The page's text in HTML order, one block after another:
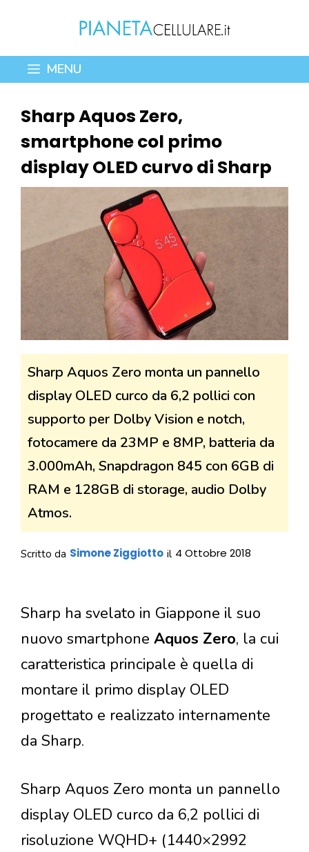
contenuto
MENU
Sharp Aquos Zero,
smartphone col primo
display OLED curvo di Sharp
Sharp Aquos Zero monta un pannello
display OLED curco da 6,2 pollici con
supporto per Dolby Vision e notch,
fotocamere da 23MP e 8MP, batteria da
3.000mAh, Snapdragon 845 con 6GB di
RAM e 128GB di storage, audio Dolby
Atmos.
Scritto da Simone Ziggiotto il 4 Ottobre 2018
Sharp ha svelato in Giappone il suo
nuovo smartphone Aquos Zero, la cui
caratteristica principale è quella di
montare il primo display OLED
progettato e realizzato internamente
da Sharp.
Sharp Aquos Zero monta un pannello
display OLED curco da 6,2 pollici di
risoluzione WQHD+ (1440×2992